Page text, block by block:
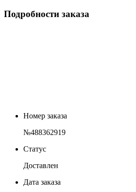
Подробности заказа
Номер заказа
№488362919
Статус
Доставлен
Дата заказа